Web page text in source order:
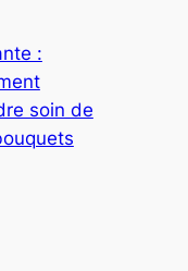
:
soin de